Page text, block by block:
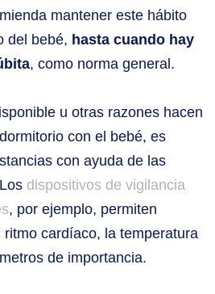
mantener este hábito
del bebé, hasta cuando hay
, como norma general.
u otras razones hacen
con el bebé, es
con ayuda de las
dispositivos de vigilancia
, por ejemplo, permiten
cardíaco, la temperatura
de importancia.